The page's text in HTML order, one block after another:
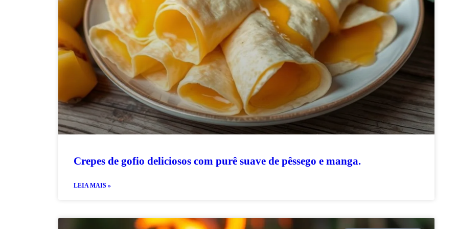
Crepes de gofio deliciosos com purê suave de pêssego e manga.
LEIA MAIS »